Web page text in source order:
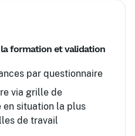
la formation et validation
par questionnaire
via grille de
en situation la plus
de travail